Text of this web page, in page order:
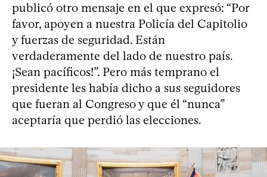
publicó otro mensaje en el que expresó: “Por
favor, apoyen a nuestra Policía del Capitolio
y fuerzas de seguridad. Están
verdaderamente del lado de nuestro país.
¡Sean pacíficos!”. Pero más temprano el
presidente les había dicho a sus seguidores
que fueran al Congreso y que él “nunca”
aceptaría que perdió las elecciones.